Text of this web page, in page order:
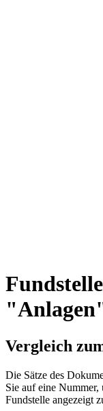
Vergleich
Die Sätze des
Sie auf eine Nummer,
Fundstelle angezeigt